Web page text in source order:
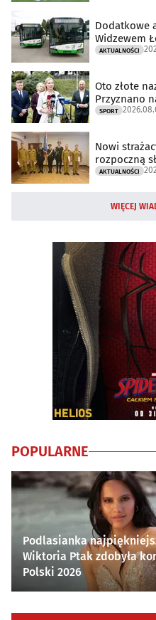
Dodatkowe
Widzewem
AKTUALNOŚCI
Oto złote
Przyznano
SPORT
Nowi
rozpoczną
AKTUALNOŚCI
WIĘCEJ
POPULARNE
Podlasianka
Wiktoria Ptak zdobyła
Polski 2026